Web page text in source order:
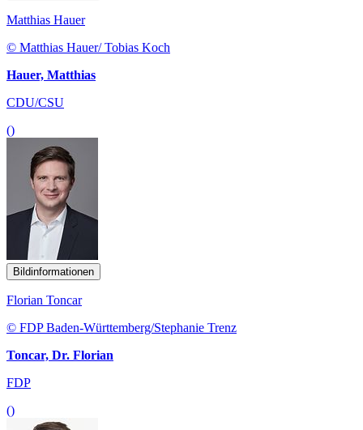
Matthias Hauer
© Matthias Hauer/ Tobias Koch
Hauer, Matthias
CDU/CSU
()
Bildinformationen
Florian Toncar
© FDP Baden-Württemberg/Stephanie Trenz
Toncar, Dr. Florian
FDP
()